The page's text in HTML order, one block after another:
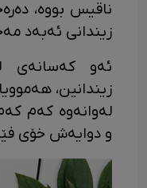
ناقیس بووه‌،
زیندانی ئه‌به‌د
ئه‌و که‌سانه‌ی
زیندانین،
له‌وانه‌وه‌ که‌م
و دوایه‌ش خۆی